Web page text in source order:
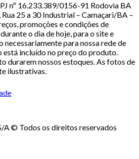
nº 16.233.389/0156-91 Rodovia BA
25 a 30 Industrial – Camaçari/BA –
promoções e condições de
o dia de hoje, para o site e
necessariamente para nossa rede de
está incluído no preço do produto.
durarem nossos estoques. As fotos de
ilustrativas.
A © Todos os direitos reservados